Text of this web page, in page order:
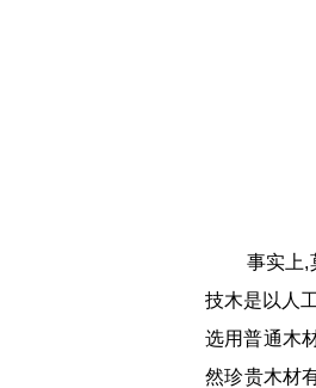
事实上,莫
技木是以人
选用普通木
然珍贵木材